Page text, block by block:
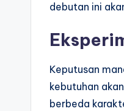
debutan ini
Keputusan
kebutuhan
berbeda